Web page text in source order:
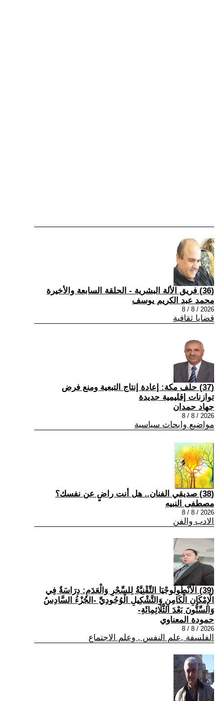
(36) فريق الألة البشرية - الحلقة السابعة والأخيرة
محمد عبد الكريم يوسف
2026 / 8 / 8
قضايا ثقافية
(37) حلف مكة: إعادة إنتاج التبعية ومنع فرض
توازنات إقليمية جديدة
جهاد حمدان
2026 / 8 / 8
مواضيع وابحاث سياسية
(38) صديقي الفنان.. هل أنت راضٍ عن نفسك؟
مصطفى النبيه
2026 / 8 / 8
الادب والفن
(39) الْأَنْطُولُوجْيَا التِّقْنِيَّةُ لِلسِّحْرِ وَالْعَدَمِ: دِرَاسَةٌ فِي
الْإِمْكَانِ الْكَامِنِ وَالتَّشْكِيلِ الْوُجُودِيِّ -الجُزْءُ السَّادِسُ
وَالسِّتُّونَ بَعْدَ الثَّلَاثِمِائَةِ-
حمودة المعناوي
2026 / 8 / 8
الفلسفة ,علم النفس , وعلم الاجتماع